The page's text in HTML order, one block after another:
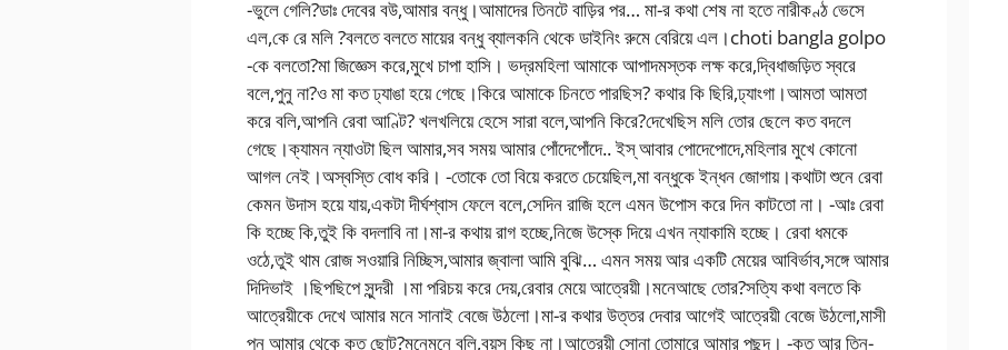
-ভুলে গেলি?ডাঃ দেবের বউ,আমার বন্ধু।আমাদের তিনটে বাড়ির পর… মা-র কথা শেষ না হতে নারীকণ্ঠ ভেসে
এল,কে রে মলি ?বলতে বলতে মায়ের বন্ধু ব্যালকনি থেকে ডাইনিং রুমে বেরিয়ে এল।choti bangla golpo
-কে বলতো?মা জিজ্ঞেস করে,মুখে চাপা হাসি। ভদ্রমহিলা আমাকে আপাদমস্তক লক্ষ করে,দ্বিধাজড়িত স্বরে
বলে,পুনু না?ও মা কত ঢ্যাঙা হয়ে গেছে।কিরে আমাকে চিনতে পারছিস? কথার কি ছিরি,ঢ্যাংগা।আমতা আমতা
করে বলি,আপনি রেবা আণ্টি? খলখলিয়ে হেসে সারা বলে,আপনি কিরে?দেখেছিস মলি তোর ছেলে কত বদলে
গেছে।ক্যামন ন্যাওটা ছিল আমার,সব সময় আমার পোঁদেপোঁদে.. ইস্ আবার পোদেপোদে,মহিলার মুখে কোনো
আগল নেই।অস্বস্তি বোধ করি। -তোকে তো বিয়ে করতে চেয়েছিল,মা বন্ধুকে ইন্ধন জোগায়।কথাটা শুনে রেবা
কেমন উদাস হয়ে যায়,একটা দীর্ঘশ্বাস ফেলে বলে,সেদিন রাজি হলে এমন উপোস করে দিন কাটতো না। -আঃ রেবা
কি হচ্ছে কি,তুই কি বদলাবি না।মা-র কথায় রাগ হচ্ছে,নিজে উস্কে দিয়ে এখন ন্যাকামি হচ্ছে। রেবা ধমকে
ওঠে,তুই থাম রোজ সওয়ারি নিচ্ছিস,আমার জ্বালা আমি বুঝি… এমন সময় আর একটি মেয়ের আবির্ভাব,সঙ্গে আমার
দিদিভাই ।ছিপছিপে সুন্দরী ।মা পরিচয় করে দেয়,রেবার মেয়ে আত্রেয়ী।মনেআছে তোর?সত্যি কথা বলতে কি
আত্রেয়ীকে দেখে আমার মনে সানাই বেজে উঠলো।মা-র কথার উত্তর দেবার আগেই আত্রেয়ী বেজে উঠলো,মাসী
পুনু আমার থেকে কত ছোট?মনেমনে বলি,বয়স কিছু না।আত্রেয়ী সোনা তোমারে আমার পছন্দ। -কত আর তিন-